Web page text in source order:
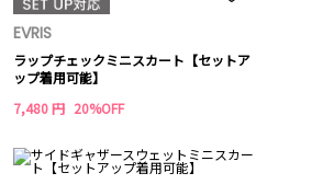
EVRIS
ラップチェックミニスカート【セットア
ップ着用可能】
7,480 円 20%OFF